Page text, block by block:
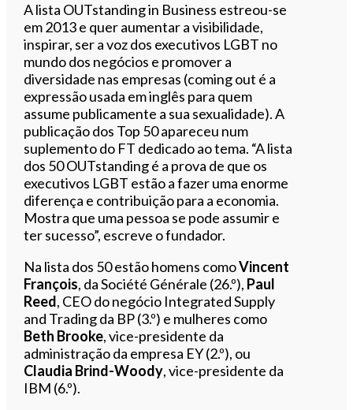
A lista OUTstanding in Business estreou-se
em 2013 e quer aumentar a visibilidade,
inspirar, ser a voz dos executivos LGBT no
mundo dos negócios e promover a
diversidade nas empresas (coming out é a
expressão usada em inglês para quem
assume publicamente a sua sexualidade). A
publicação dos Top 50 apareceu num
suplemento do FT dedicado ao tema. “A lista
dos 50 OUTstanding é a prova de que os
executivos LGBT estão a fazer uma enorme
diferença e contribuição para a economia.
Mostra que uma pessoa se pode assumir e
ter sucesso”, escreve o fundador.
Na lista dos 50 estão homens comoVincent
François, da Société Générale (26.º), Paul
Reed, CEO do negócio Integrated Supply
and Trading da BP (3.º) e mulheres como
Beth Brooke, vice-presidente da
administração da empresa EY (2.º), ou
Claudia Brind-Woody, vice-presidente da
IBM (6.º).